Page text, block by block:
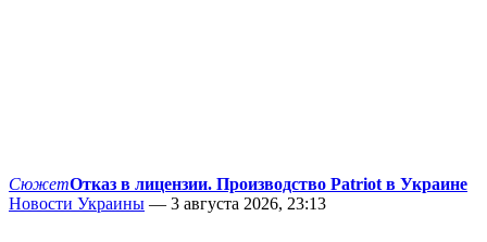
СюжетОтказ в лицензии. Производство Patriot в Украине
Новости Украины — 3 августа 2026, 23:13